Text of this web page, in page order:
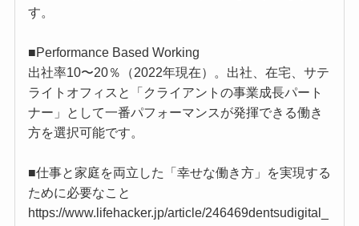
す。
■Performance Based Working
出社率10〜20％（2022年現在）。出社、在宅、サテ
ライトオフィスと「クライアントの事業成長パート
ナー」として一番パフォーマンスが発揮できる働き
方を選択可能です。
■仕事と家庭を両立した「幸せな働き方」を実現する
ために必要なこと
https://www.lifehacker.jp/article/246469dentsudigital_